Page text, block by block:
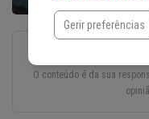
Esse texto foi escrito com
O conteúdo é da sua
Gerir preferências